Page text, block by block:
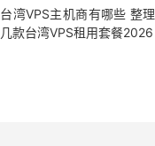
台湾VPS主机商有哪些 整理
几款台湾VPS租用套餐2026